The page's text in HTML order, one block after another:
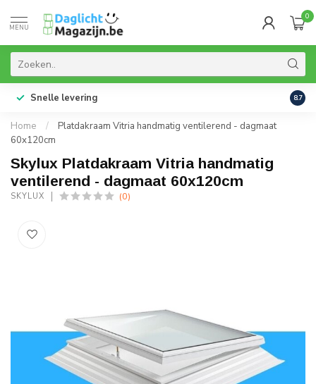
MENU
0
Snelle levering 99%
8.7
Home /
Platdakraam Vitria handmatig ventilerend - dagmaat
60x120cm
Skylux Platdakraam Vitria handmatig
ventilerend - dagmaat 60x120cm
SKYLUX (0)